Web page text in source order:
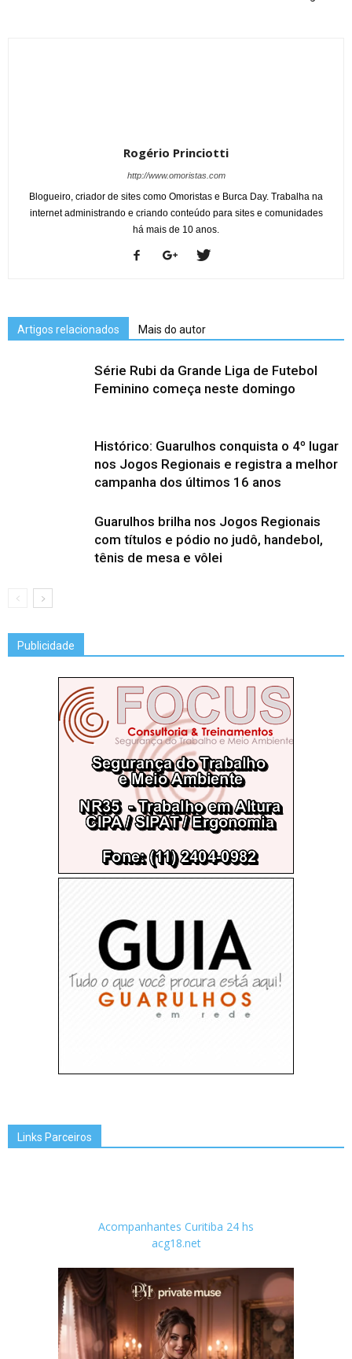
Rogério Princiotti
http://www.omoristas.com
Blogueiro, criador de sites como Omoristas e Burca Day. Trabalha na
internet administrando e criando conteúdo para sites e comunidades
há mais de 10 anos.
Artigos relacionados Mais do autor
Série Rubi da Grande Liga de Futebol
Feminino começa neste domingo
Histórico: Guarulhos conquista o 4º lugar
nos Jogos Regionais e registra a melhor
campanha dos últimos 16 anos
Guarulhos brilha nos Jogos Regionais
com títulos e pódio no judô, handebol,
tênis de mesa e vôlei
Publicidade
Links Parceiros
Acompanhantes Curitiba 24 hs
acg18.net